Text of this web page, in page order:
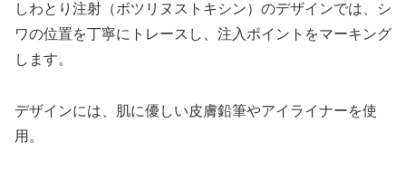
しわとり注射（ボツリヌストキシン）のデザインでは、シ
ワの位置を丁寧にトレースし、注入ポイントをマーキング
します。
デザインには、肌に優しい皮膚鉛筆やアイライナーを使
用。